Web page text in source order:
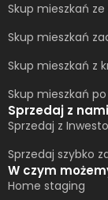
Skup mieszkań
Skup mieszkań
Skup mieszkań z
Skup mieszkań
Sprzedaj z nami
Sprzedaj z
Sprzedaj szybko
W czym
Home staging